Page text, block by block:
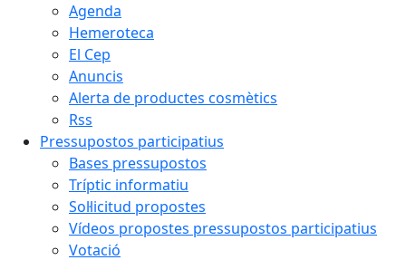
Agenda
Hemeroteca
El Cep
Anuncis
Alerta de productes cosmètics
Rss
Pressupostos participatius
Bases pressupostos
Tríptic informatiu
Sol·licitud propostes
Vídeos propostes pressupostos participatius
Votació